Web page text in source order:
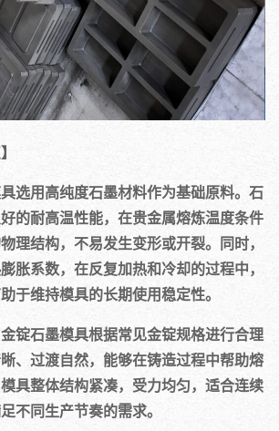
选用高纯度石墨材料作为基础原料。石
的耐高温性能，在贵金属熔炼温度条件
理结构，不易发生变形或开裂。同时，
胀系数，在反复加热和冷却的过程中，
于维持模具的长期使用稳定性。
锭石墨模具根据常见金锭规格进行合理
、过渡自然，能够在铸造过程中帮助熔
具整体结构紧凑，受力均匀，适合连续
不同生产节奏的需求。